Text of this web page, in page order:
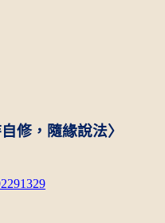
修，隨緣說法〉